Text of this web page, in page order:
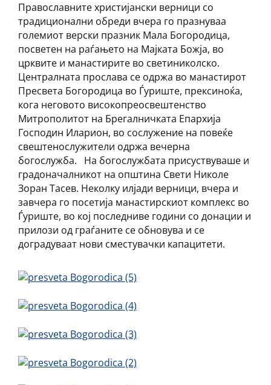
Православните христијански верници со
традиционални обреди вчера го празнуваа
големиот верски празник Мала Богородица,
посветен на раѓањето на Мајката Божја, во
црквите и манастирите во светиниколско.
Централната прослава се одржа во манастирот
Пресвета Богородица во Ѓуриште, прексиноќа,
кога неговото високопреосвештенство
Митрополитот на Брегалничката Епархија
Господин Иларион, во сослужение на повеќе
свештенослужители одржа вечерна
богослужба. На богослужбата присуствуваше и
градоначалникот на општина Свети Николе
Зоран Тасев. Неколку илјади верници, вчера и
завчера го посетија манастирскиот комплекс во
Ѓуриште, во кој последниве години со донации и
прилози од граѓаните се обновува и се
доградуваат нови сместувачки капацитети.